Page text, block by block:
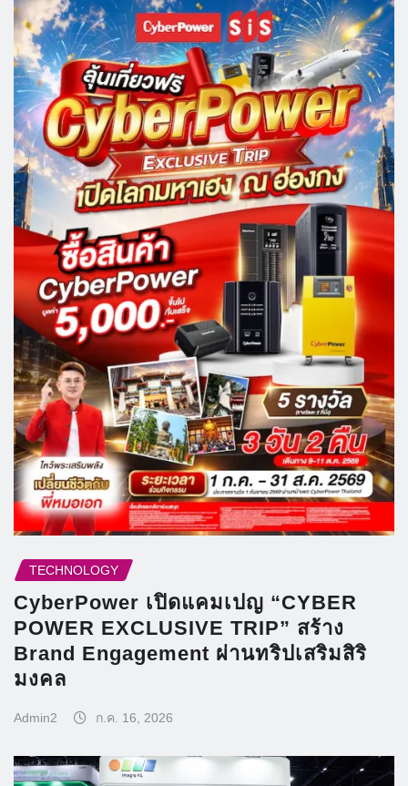
TECHNOLOGY
CyberPower เปิดแคมเปญ “CYBER
POWER EXCLUSIVE TRIP” สร้าง
Brand Engagement ผ่านทริปเสริมสิริ
มงคล
Admin2 ก.ค. 16, 2026